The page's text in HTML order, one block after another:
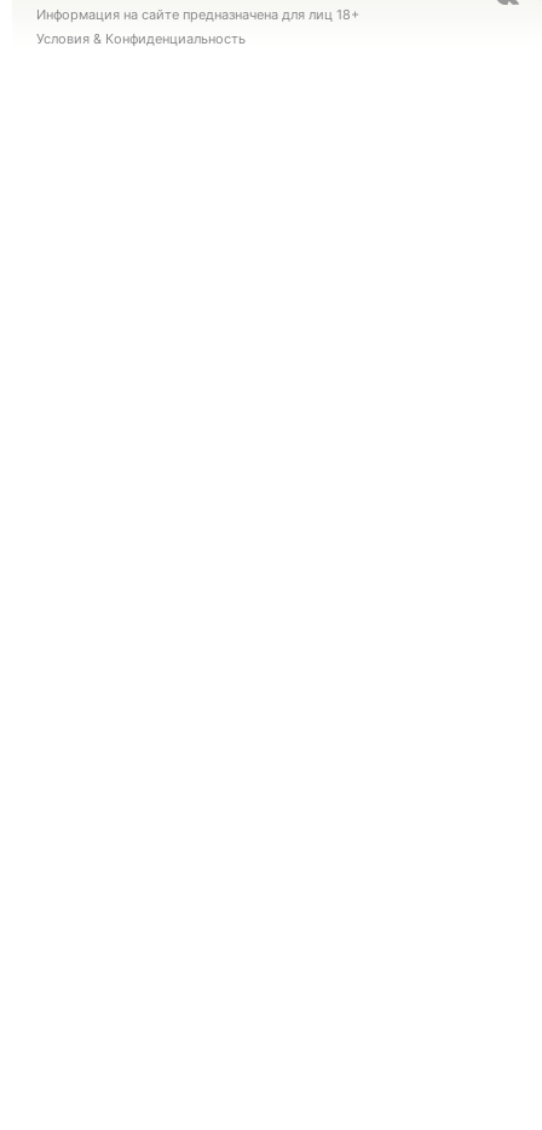
Информация на сайте предназначена для лиц 18+
Условия & Конфиденциальность